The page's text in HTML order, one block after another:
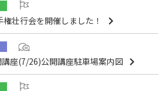
壮行会を開催しました！
座(7/26)公開講座駐車場案内図